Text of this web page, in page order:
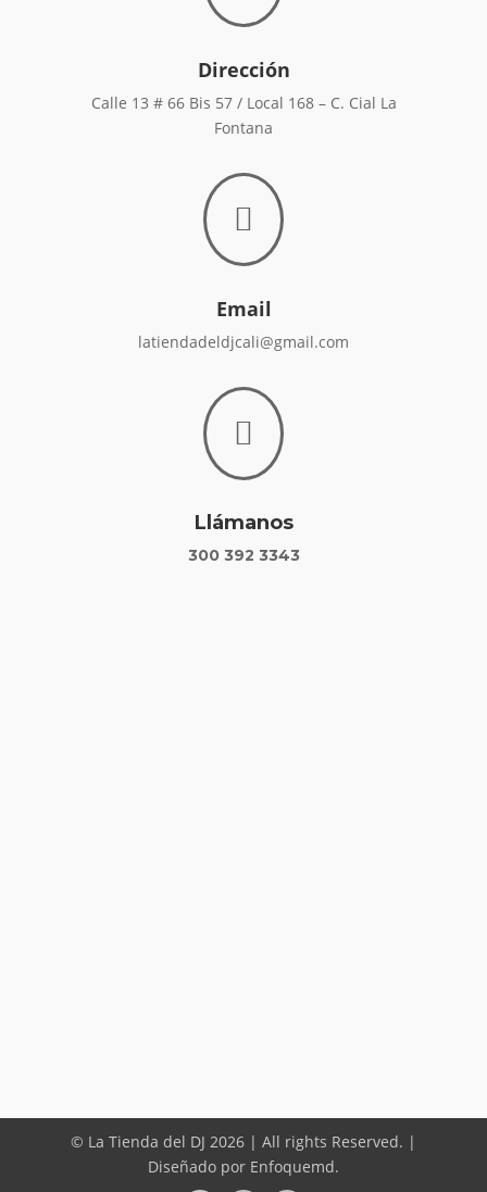
Dirección
Calle 13 # 66 Bis 57 / Local 168 – C. Cial La
Fontana

Email
latiendadeldjcali@gmail.com

Llámanos
300 392 3343
© La Tienda del DJ 2026 | All rights Reserved. |
Diseñado por Enfoquemd.